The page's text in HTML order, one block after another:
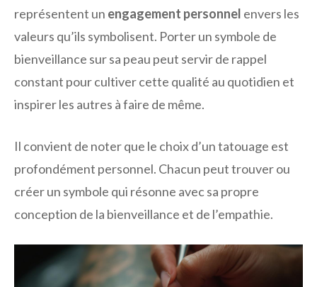
représentent un engagement personnel envers les
valeurs qu’ils symbolisent. Porter un symbole de
bienveillance sur sa peau peut servir de rappel
constant pour cultiver cette qualité au quotidien et
inspirer les autres à faire de même.
Il convient de noter que le choix d’un tatouage est
profondément personnel. Chacun peut trouver ou
créer un symbole qui résonne avec sa propre
conception de la bienveillance et de l’empathie.